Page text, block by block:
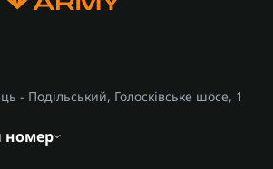
- Подільський, Голосківське шосе, 1
номер